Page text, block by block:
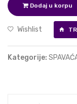
Dodaj u korpu
Wishlist
Kategorije: